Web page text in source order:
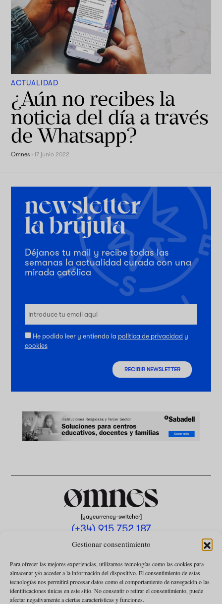
Gestionar consentimiento
Para ofrecer las mejores experiencias, utilizamos tecnologías como las cookies para
almacenar y/o acceder a la información del dispositivo. El consentimiento de estas
tecnologías nos permitirá procesar datos como el comportamiento de navegación o las
identificaciones únicas en este sitio. No consentir o retirar el consentimiento, puede
afectar negativamente a ciertas características y funciones.
ACTUALIDAD
¿Aún no recibes la
noticia del día a través
de Whatsapp?
Omnes ·17 junio 2022
Déjanos tu mail y recibe todas las
semanas la actualidad curada con una
mirada católica
He podido leer y entiendo la política de privacidad y
cookies
RECIBIR NEWSLETTER
[yaycurrency-switcher]
(+34) 915 752 187
omnes@omnesmag.com